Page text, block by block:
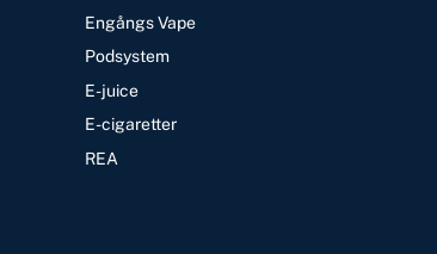
Engångs Vape
Podsystem
E-juice
E-cigaretter
REA